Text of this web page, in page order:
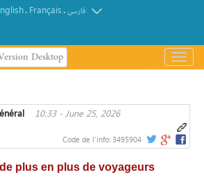
. Français.فارسی
Desktop
باز
و
10:33 - June 25, 2026
Code de l'info: 3495904
plus en plus de voyageurs